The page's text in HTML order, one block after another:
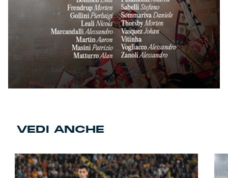
VEDI ANCHE